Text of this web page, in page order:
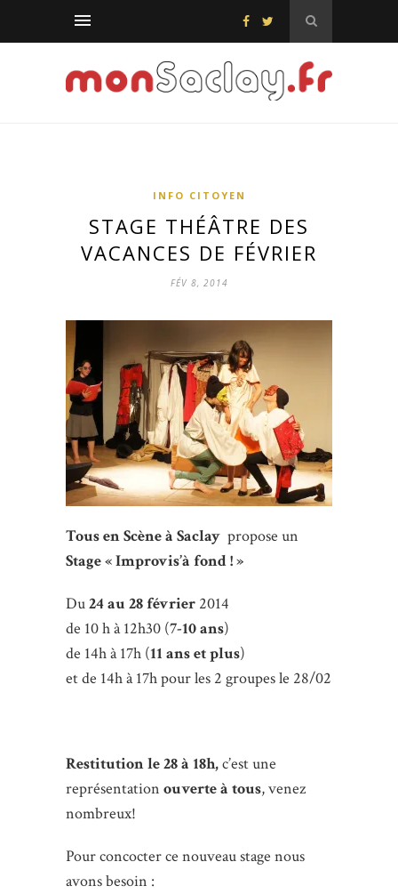
INFO CITOYEN
STAGE THÉÂTRE DES
VACANCES DE FÉVRIER
FÉV 8, 2014
Tous en Scène à Saclay propose un
Stage « Improvis’à fond ! »
Du24 au 28 février 2014
de 10 h à 12h30 (7-10 ans)
de 14h à 17h (11 ans et plus)
et de 14h à 17h pour les 2 groupes le 28/02
Restitution le 28 à 18h,c’est une
représentation ouverte à tous, venez
nombreux!
Pour concocter ce nouveau stage nous
avons besoin :